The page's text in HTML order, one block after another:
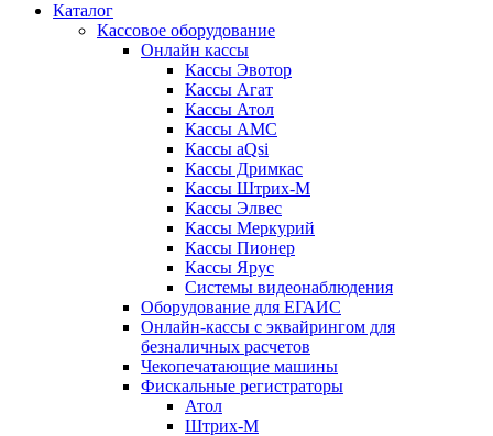
Каталог
Кассовое оборудование
Онлайн кассы
Кассы Эвотор
Кассы Агат
Кассы Атол
Кассы АМС
Кассы aQsi
Кассы Дримкас
Кассы Штрих-М
Кассы Элвес
Кассы Меркурий
Кассы Пионер
Кассы Ярус
Системы видеонаблюдения
Оборудование для ЕГАИС
Онлайн-кассы с эквайрингом для
безналичных расчетов
Чекопечатающие машины
Фискальные регистраторы
Атол
Штрих-М